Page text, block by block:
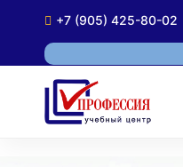
+7 (905) 425-80-02